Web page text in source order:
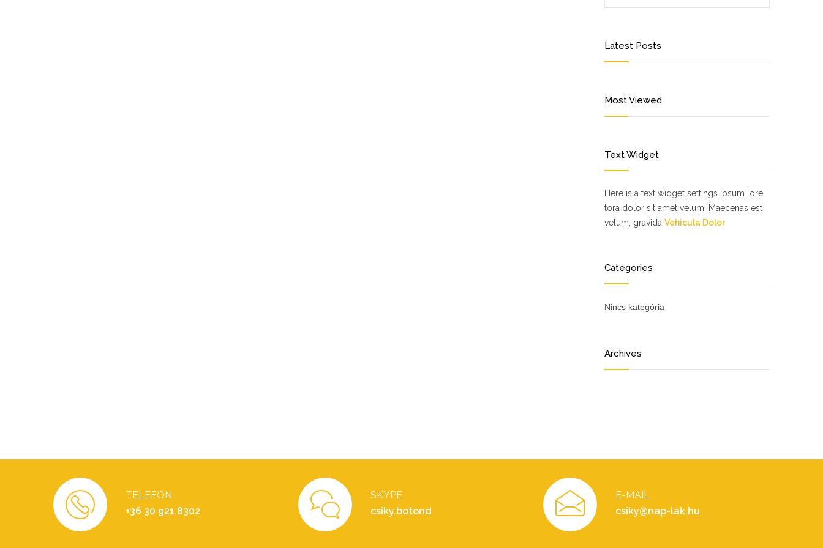
Latest Posts
Most Viewed
Text Widget
Here is a text widget settings ipsum lore
tora dolor sit amet velum. Maecenas est
velum, gravida Vehicula Dolor
Categories
Nincs kategória
Archives
TELEFON
+36 30 921 8302
SKYPE
csiky.botond
E-MAIL
csiky@nap-lak.hu